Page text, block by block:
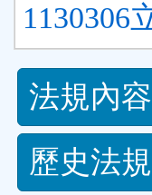
1130306
法
規
功
法規內容
歷史法規